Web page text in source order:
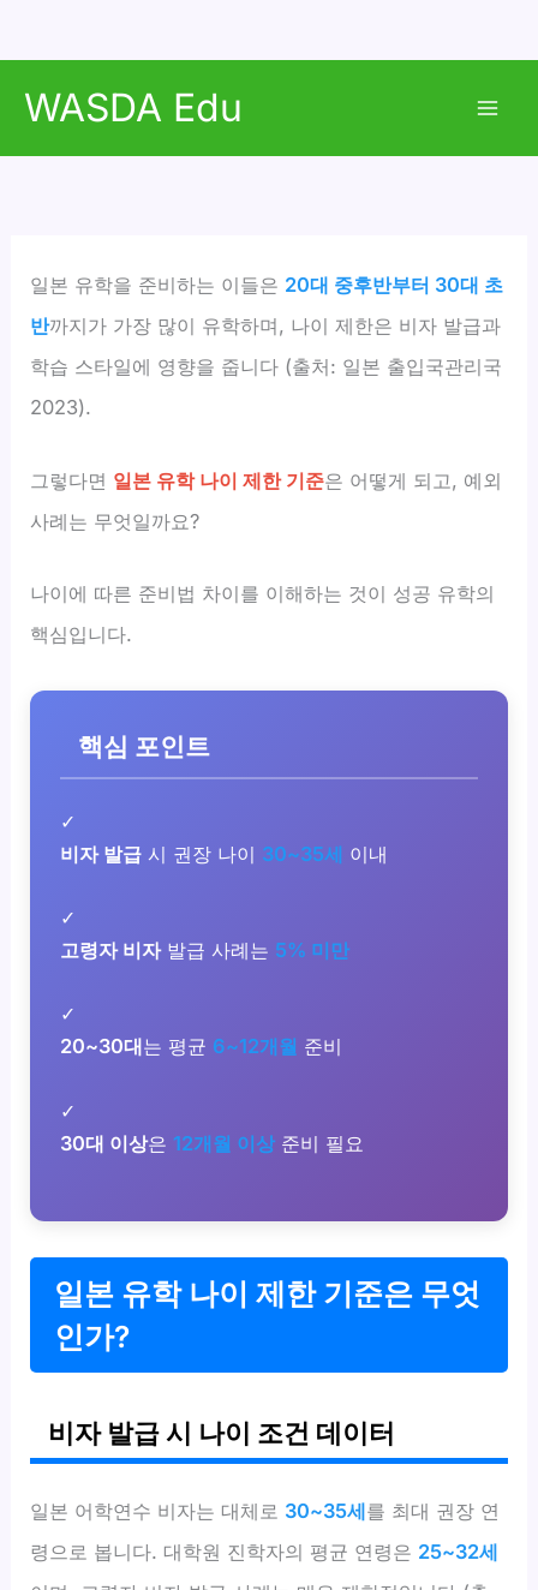
WASDA Edu
일본 유학을 준비하는 이들은 20대 중후반부터 30대 초
반까지가 가장 많이 유학하며, 나이 제한은 비자 발급과
학습 스타일에 영향을 줍니다 (출처: 일본 출입국관리국
2023).
그렇다면 일본 유학 나이 제한 기준은 어떻게 되고, 예외
사례는 무엇일까요?
나이에 따른 준비법 차이를 이해하는 것이 성공 유학의
핵심입니다.
핵심 포인트
✓
비자 발급 시 권장 나이 30~35세 이내
✓
고령자 비자발급 사례는 5% 미만
✓
20~30대는 평균 6~12개월 준비
✓
30대 이상은 12개월 이상 준비 필요
일본 유학 나이 제한 기준은 무엇
인가?
비자 발급 시 나이 조건 데이터
일본 어학연수 비자는 대체로 30~35세를 최대 권장 연
령으로 봅니다. 대학원 진학자의 평균 연령은 25~32세